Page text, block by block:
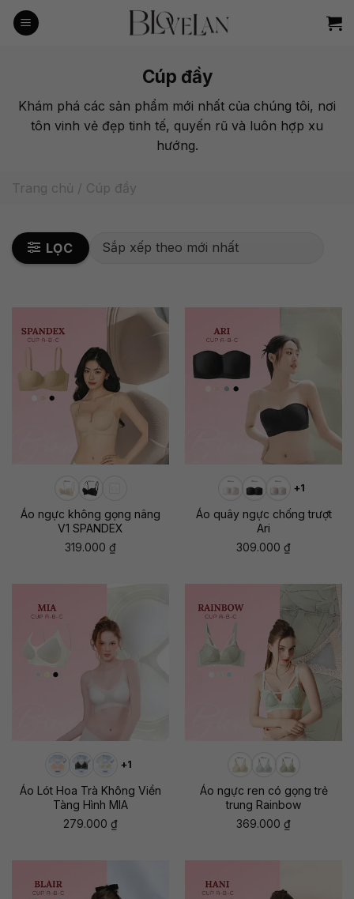
qua
Cúp đầy
Khám phá các sản phẩm mới nhất của chúng tôi, nơi
tôn vinh vẻ đẹp tinh tế, quyến rũ và luôn hợp xu
hướng.
Trang chủ / Cúp đầy
LỌC
Áo ngực không gọng nâng
V1 SPANDEX
319.000 ₫
+1
Áo quây ngực chống trượt
Ari
309.000 ₫
+1
Áo Lót Hoa Trà Không Viền
Tàng Hình MIA
279.000 ₫
Áo ngực ren có gọng trẻ
trung Rainbow
369.000 ₫